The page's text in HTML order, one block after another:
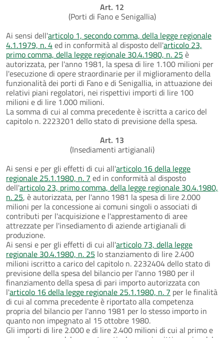
Art. 12
(Porti di Fano e Senigallia)
Ai sensi dell'articolo 1, secondo comma, della legge regionale
4.1.1979, n. 4ed in conformità al disposto dell'articolo 23,
primo comma, della legge regionale 30.4.1980, n. 25 è
autorizzata, per l'anno 1981, la spesa di lire 1.100 milioni per
l'esecuzione di opere straordinarie per il miglioramento della
funzionalità dei porti di Fano e di Senigallia, in attuazione dei
relativi piani regolatori, nei rispettivi importi di lire 100
milioni e di lire 1.000 milioni.
La somma di cui al comma precedente è iscritta a carico del
capitolo n. 2223201 dello stato di previsione della spesa.
Art. 13
(Insediamenti artigianali)
Ai sensi e per gli effetti di cui all'articolo 16 della legge
regionale 25.1.1980, n. 7 ed in conformità al disposto
dell'articolo 23, primo comma, della legge regionale 30.4.1980,
n. 25, è autorizzata, per l'anno 1981 la spesa di lire 2.000
milioni per la concessione ai comuni singoli o associati di
contributi per l'acquisizione e l'apprestamento di aree
attrezzate per l'insediamento di aziende artigianali di
produzione.
Ai sensi e per gli effetti di cui all'articolo 73, della legge
regionale 30.4.1980, n. 25 lo stanziamento di lire 2.400
milioni iscritto a carico del capitolo n. 2232404 dello stato di
previsione della spesa del bilancio per l'anno 1980 per il
finanziamento della spesa di pari importo autorizzata con
l'articolo 16 della legge regionale 25.1.1980, n. 7 per le finalità
di cui al comma precedente è riportato alla competenza
propria del bilancio per l'anno 1981 per lo stesso importo in
quanto non impegnato al 15 ottobre 1980.
Gli importi di lire 2.000 e di lire 2.400 milioni di cui al primo e